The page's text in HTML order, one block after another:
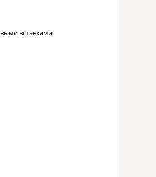
вставками